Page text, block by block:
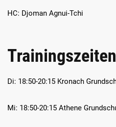
HC: Djoman Agnui-Tchi
Trainingszeiten
Di: 18:50-20:15 Kronach
Mi: 18:50-20:15 Athene